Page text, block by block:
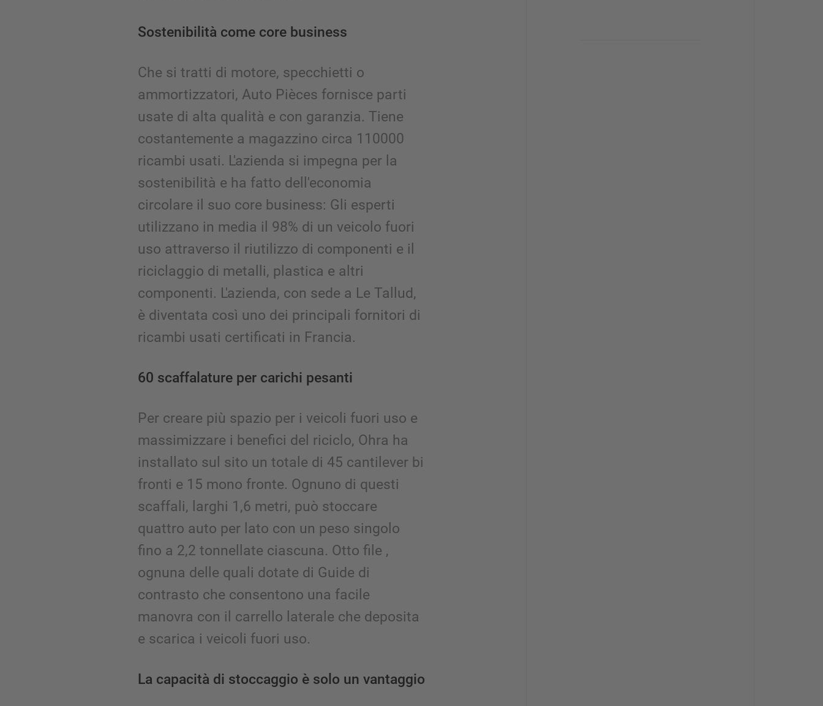
Sostenibilità come core business
Che si tratti di motore, specchietti o
ammortizzatori, Auto Pièces fornisce parti
usate di alta qualità e con garanzia. Tiene
costantemente a magazzino circa 110000
ricambi usati. L'azienda si impegna per la
sostenibilità e ha fatto dell'economia
circolare il suo core business: Gli esperti
utilizzano in media il 98% di un veicolo fuori
uso attraverso il riutilizzo di componenti e il
riciclaggio di metalli, plastica e altri
componenti. L'azienda, con sede a Le Tallud,
è diventata così uno dei principali fornitori di
ricambi usati certificati in Francia.
60 scaffalature per carichi pesanti
Per creare più spazio per i veicoli fuori uso e
massimizzare i benefici del riciclo, Ohra ha
installato sul sito un totale di 45 cantilever bi
fronti e 15 mono fronte. Ognuno di questi
scaffali, larghi 1,6 metri, può stoccare
quattro auto per lato con un peso singolo
fino a 2,2 tonnellate ciascuna. Otto file ,
ognuna delle quali dotate di Guide di
contrasto che consentono una facile
manovra con il carrello laterale che deposita
e scarica i veicoli fuori uso.
La capacità di stoccaggio è solo un vantaggio